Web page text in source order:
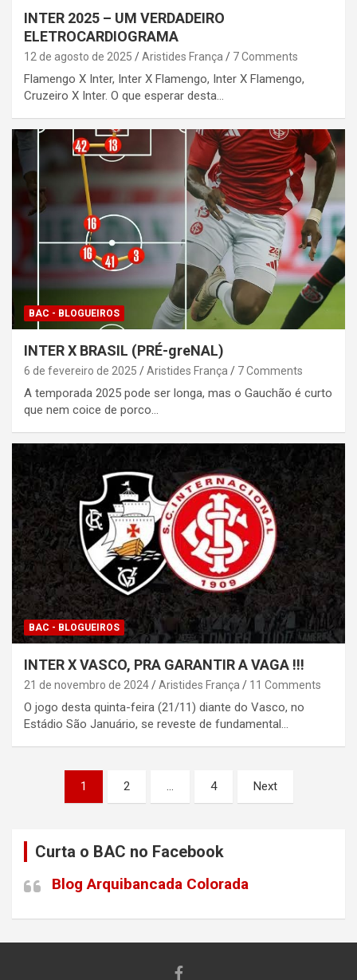
INTER 2025 – UM VERDADEIRO
ELETROCARDIOGRAMA
12 de agosto de 2025 Aristides França 7 Comments
Flamengo X Inter, Inter X Flamengo, Inter X Flamengo,
Cruzeiro X Inter. O que esperar desta…
BAC - BLOGUEIROS
INTER X BRASIL (PRÉ-greNAL)
6 de fevereiro de 2025 Aristides França 7 Comments
A temporada 2025 pode ser longa, mas o Gauchão é curto
que nem coice de porco…
BAC - BLOGUEIROS
INTER X VASCO, PRA GARANTIR A VAGA !!!
21 de novembro de 2024 Aristides França 11 Comments
O jogo desta quinta-feira (21/11) diante do Vasco, no
Estádio São Januário, se reveste de fundamental…
Paginação
1 2 … 4 Next
Curta o BAC no Facebook
Blog Arquibancada Colorada